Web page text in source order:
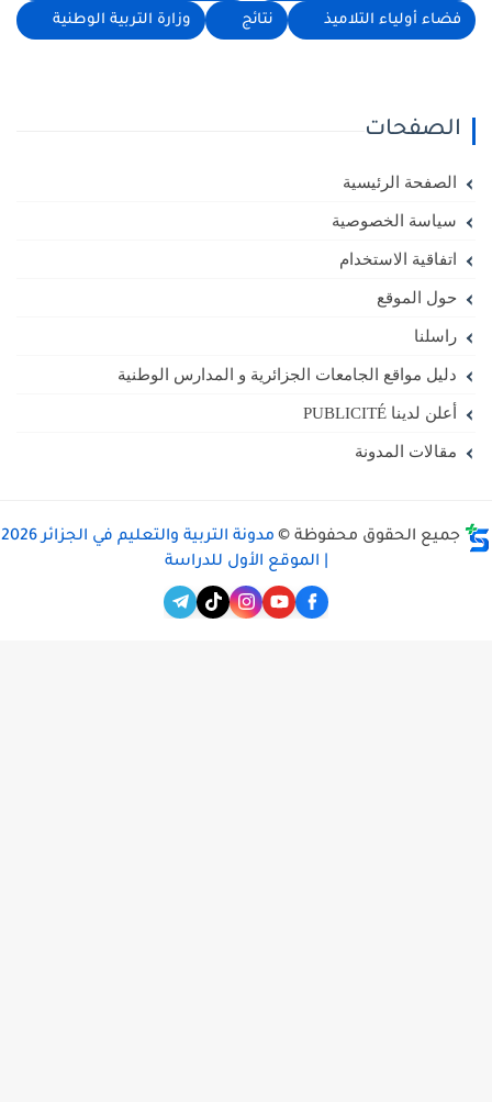
فضاء أولياء التلاميذ نتائج وزارة التربية الوطنية
الصفحات
الصفحة الرئيسية
سياسة الخصوصية
اتفاقية الاستخدام
حول الموقع
راسلنا
دليل مواقع الجامعات الجزائرية و المدارس الوطنية
أعلن لدينا PUBLICITÉ
مقالات المدونة
جميع الحقوق محفوظة ©
مدونة التربية والتعليم في الجزائر 2026
| الموقع الأول للدراسة